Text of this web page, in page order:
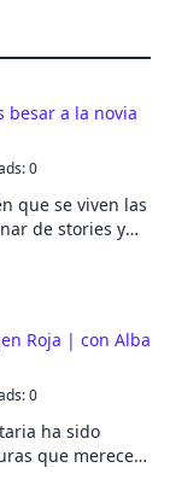
Si pedís
besar a la novia
0
que se viven las
de stories y
nos
Roja | con Alba
0
ha sido
que merecen